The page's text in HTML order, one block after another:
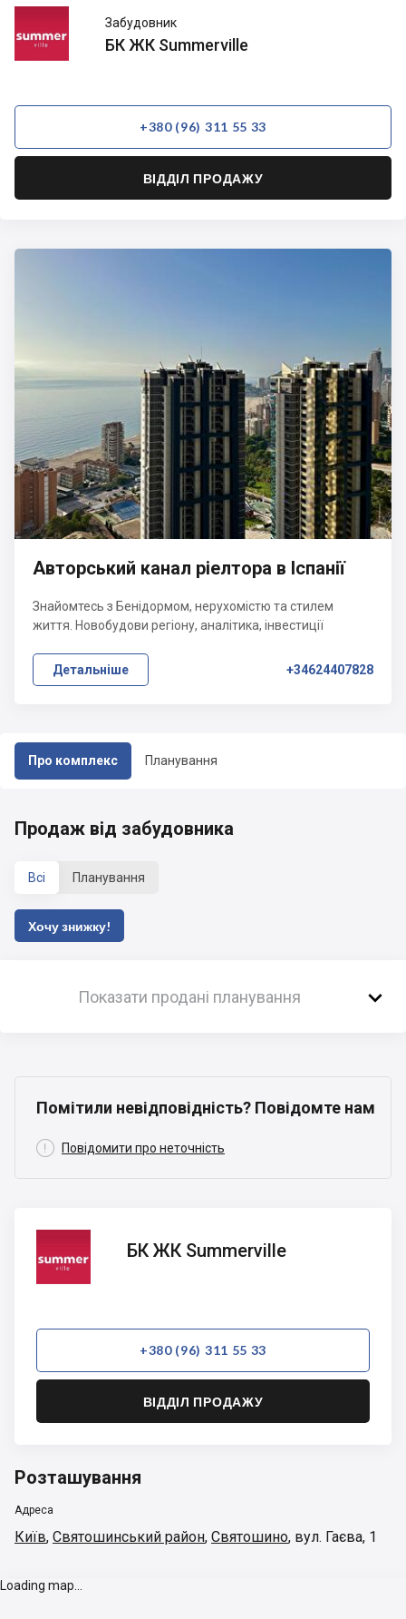
Про комплекс Планування
Summerville
Забудовник
БК ЖК Summerville
+380 (96) 311 55 33
ВІДДІЛ ПРОДАЖУ
Авторський канал ріелтора в Іспанії
Знайомтесь з Бенідормом, нерухомістю та стилем
життя. Новобудови регіону, аналітика, інвестиції
Детальніше +34624407828
Продаж від забудовника
Всі Планування
Хочу знижку!
Показати продані планування 
Помітили невідповідність? Повідомте нам
 Повідомити про неточність
Summerville
БК ЖК Summerville
+380 (96) 311 55 33
ВІДДІЛ ПРОДАЖУ
Розташування
Адреса
Київ, Святошинський район, Святошино, вул. Гаєва, 1
Loading map...